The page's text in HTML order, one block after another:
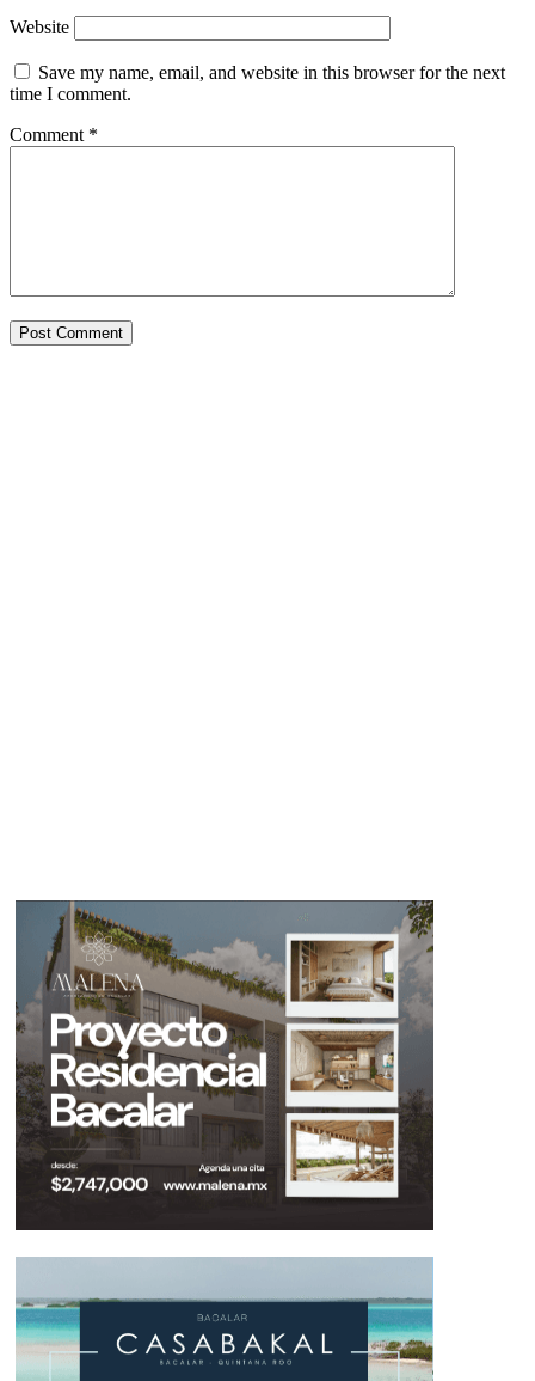
Website
Save my name, email, and website in this browser for the next
time I comment.
Comment *